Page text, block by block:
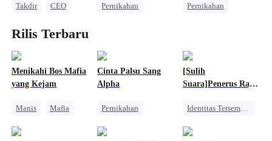
Nikah Kilat
Takdir
CEO
Cinta dan Benci
Pernikahan
Nikah Kilat
Pernikahan
Wanita Kuat
Mengejar Istri
Rilis Terbaru
Menikahi Bos Mafia
yang Kejam
Manis
Mafia
Cinta Palsu Sang
Alpha
Pernikahan
[Sulih
Suara]Penerus Raja
Diremehkan